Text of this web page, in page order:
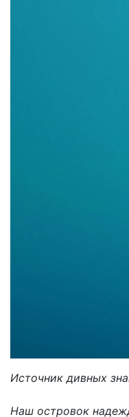
Источник дивных
Наш островок